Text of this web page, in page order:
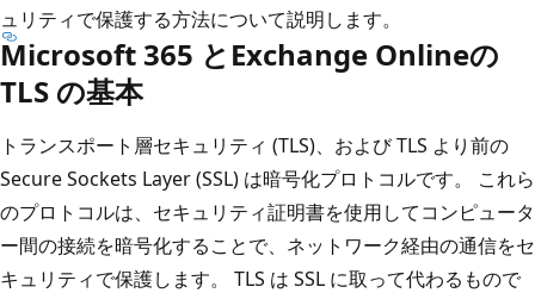
ュリティで保護する方法について説明します。
Microsoft 365 とExchange Onlineの
TLS の基本
トランスポート層セキュリティ (TLS)、および TLS より前の
Secure Sockets Layer (SSL) は暗号化プロトコルです。 これら
のプロトコルは、セキュリティ証明書を使用してコンピュータ
ー間の接続を暗号化することで、ネットワーク経由の通信をセ
キュリティで保護します。 TLS は SSL に取って代わるもので